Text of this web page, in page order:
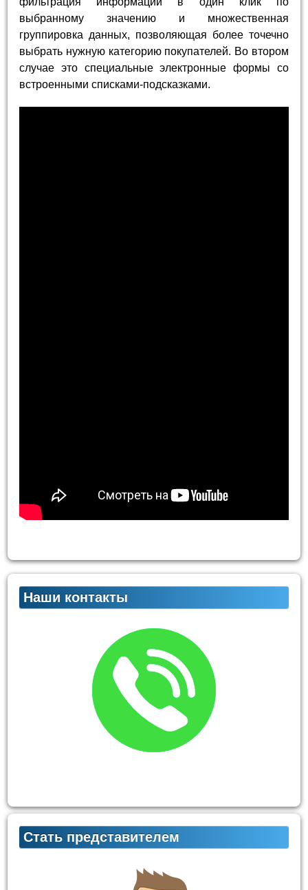
выбранному значению и множественная
группировка данных, позволяющая более точечно
выбрать нужную категорию покупателей. Во втором
случае это специальные электронные формы со
встроенными списками-подсказками.
Наши контакты
Стать представителем